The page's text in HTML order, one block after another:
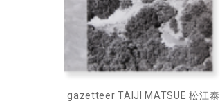
gazetteer TAIJI MATSUE 松江泰